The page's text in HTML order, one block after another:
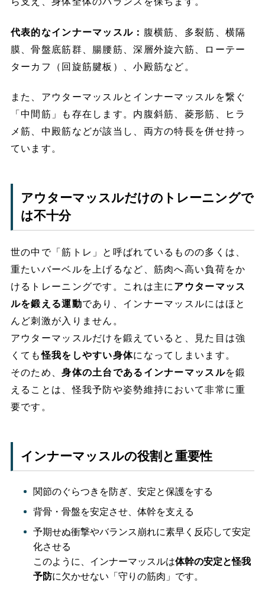
代表的なインナーマッスル： 腹横筋、多裂筋、横隔
膜、骨盤底筋群、腸腰筋、深層外旋六筋、ローテー
ターカフ（回旋筋腱板）、小殿筋など。
また、アウターマッスルとインナーマッスルを繋ぐ
「中間筋」も存在します。内腹斜筋、菱形筋、ヒラ
メ筋、中殿筋などが該当し、両方の特長を併せ持っ
ています。
アウターマッスルだけのトレーニングで
は不十分
世の中で「筋トレ」と呼ばれているものの多くは、
重たいバーベルを上げるなど、筋肉へ高い負荷をか
けるトレーニングです。これは主に アウターマッス
ルを鍛える運動であり、インナーマッスルにはほと
んど刺激が入りません。
アウターマッスルだけを鍛えていると、見た目は強
くても怪我をしやすい身体になってしまいます。
そのため、身体の土台であるインナーマッスルを鍛
えることは、怪我予防や姿勢維持において非常に重
要です。
インナーマッスルの役割と重要性
関節のぐらつきを防ぎ、安定と保護をする
背骨・骨盤を安定させ、体幹を支える
予期せぬ衝撃やバランス崩れに素早く反応して安定
化させる
このように、インナーマッスルは体幹の安定と怪我
予防に欠かせない「守りの筋肉」です。